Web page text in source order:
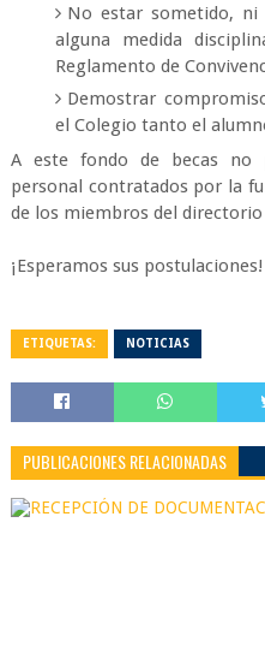
No estar sometido, ni
alguna medida
Reglamento de
Demostrar
el Colegio tanto el
A este fondo de becas no
personal contratados por la
de los miembros del
¡Esperamos sus postulaciones!
ETIQUETAS: NOTICIAS
PUBLICACIONES RELACIONADAS